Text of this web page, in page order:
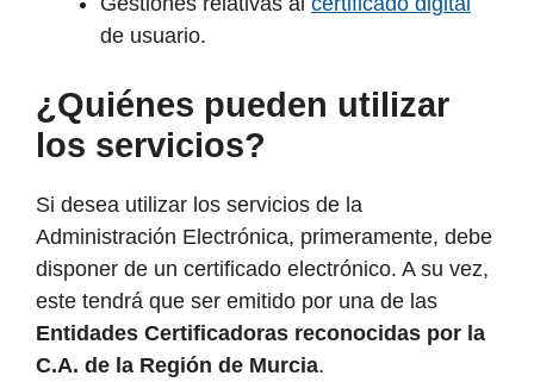
de usuario.
¿Quiénes pueden utilizar
los servicios?
Si desea utilizar los servicios de la
Administración Electrónica, primeramente, debe
disponer de un certificado electrónico. A su vez,
este tendrá que ser emitido por una de las
Entidades Certificadoras reconocidas por la
C.A. de la Región de Murcia.